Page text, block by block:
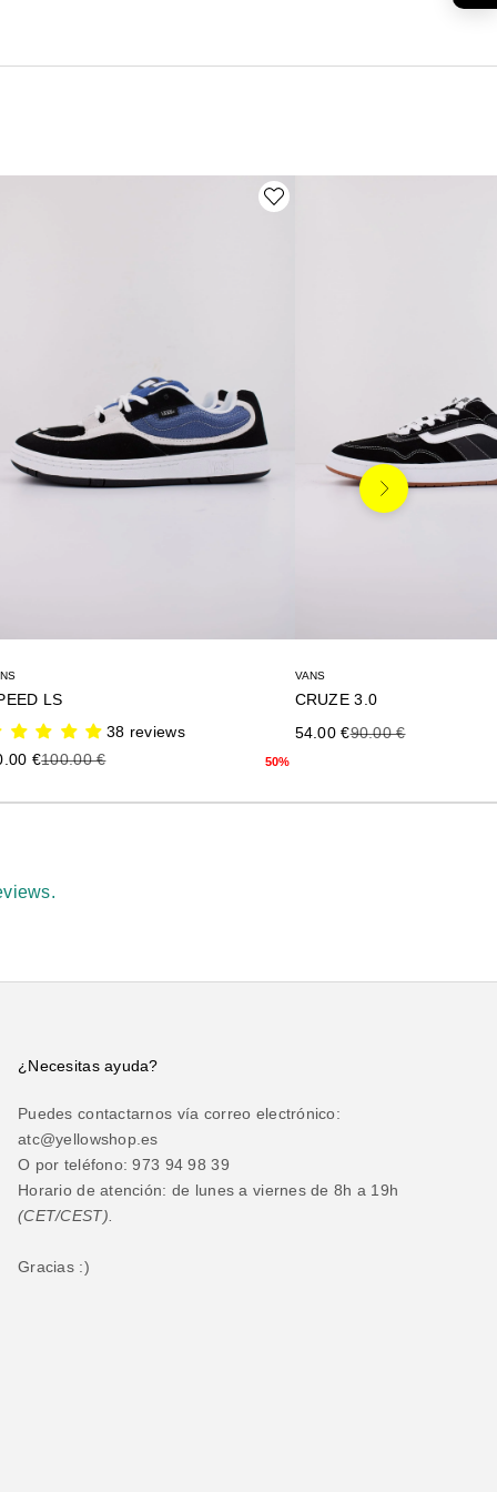
LS
38 reviews
de oferta
€Precio anterior
100.00 € 50%
VANS
CRUZE 3.0
Precio de oferta
54.00 €Precio anterior
90.00 €
Siguiente
¿Necesitas ayuda?
Puedes contactarnos vía correo electrónico:
atc@yellowshop.es
O por teléfono: 973 94 98 39
Horario de atención: de lunes a viernes de 8h a 19h
(CET/CEST).
Gracias :)